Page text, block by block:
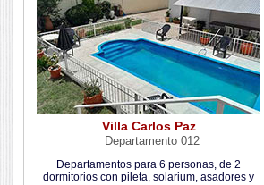
Villa Carlos Paz
Departamento 012
Departamentos para 6 personas, de 2
dormitorios con pileta, solarium, asadores y